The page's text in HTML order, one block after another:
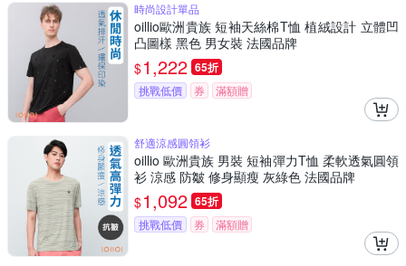
時尚設計單品
oillio歐洲貴族 短袖天絲棉T恤 植絨設計 立體凹
凸圖樣 黑色 男女裝 法國品牌
$1,222 65折
挑戰低價 券 滿額贈
舒適涼感圓領衫
oillio 歐洲貴族 男裝 短袖彈力T恤 柔軟透氣圓領
衫 涼感 防皺 修身顯瘦 灰綠色 法國品牌
$1,092 65折
挑戰低價 券 滿額贈